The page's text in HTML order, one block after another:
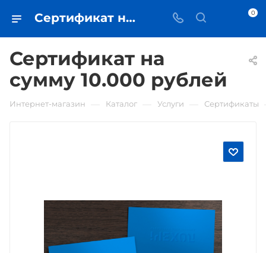
Сертификат на сумму 10.000 рублей • купить в Самаре - iЧехол 0
Сертификат на
сумму 10.000 рублей
Интернет-магазин Каталог Услуги Сертификаты